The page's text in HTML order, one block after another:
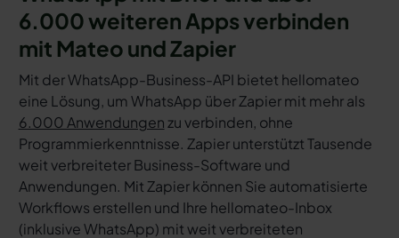
6.000 weiteren Apps verbinden
mit Mateo und Zapier
Mit der WhatsApp-Business-API bietet hellomateo
eine Lösung, um WhatsApp über Zapier mit mehr als
6.000 Anwendungenzu verbinden, ohne
Programmierkenntnisse. Zapier unterstützt Tausende
weit verbreiteter Business-Software und
Anwendungen. Mit Zapier können Sie automatisierte
Workflows erstellen und Ihre hellomateo-Inbox
(inklusive WhatsApp) mit weit verbreiteten